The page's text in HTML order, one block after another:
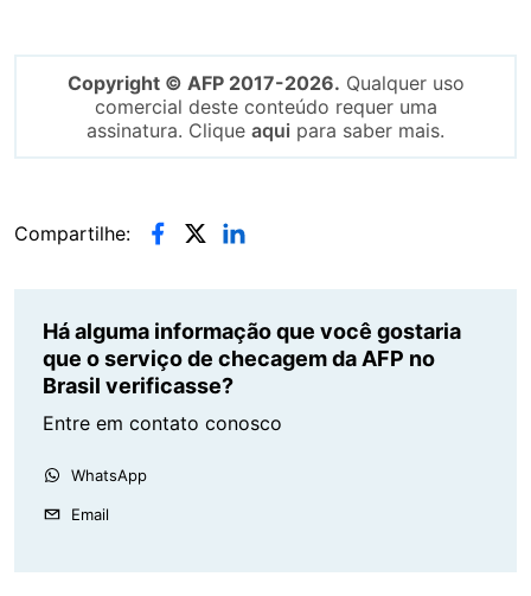
Copyright © AFP 2017-2026. Qualquer uso
comercial deste conteúdo requer uma
assinatura. Clique aqui para saber mais.
Compartilhe:
Há alguma informação que você gostaria
que o serviço de checagem da AFP no
Brasil verificasse?
Entre em contato conosco
WhatsApp
Email